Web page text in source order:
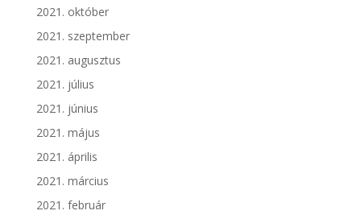
2021. október
2021. szeptember
2021. augusztus
2021. július
2021. június
2021. május
2021. április
2021. március
2021. február